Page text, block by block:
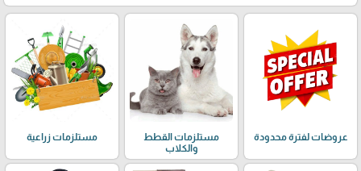
عروضات لفترة محدودة
مستلزمات القطط
والكلاب
مستلزمات زراعية